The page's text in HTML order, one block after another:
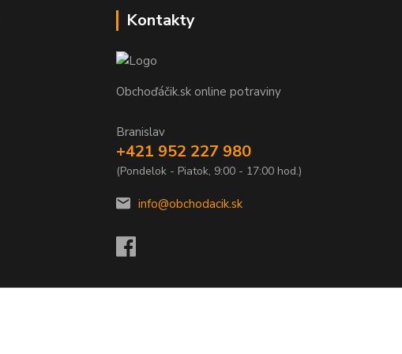
Kontakty
Obchoďáčik.sk online potraviny
Branislav
+421 952 227 980
(Pondelok - Piatok, 9:00 - 17:00 hod.)
info@obchodacik.sk